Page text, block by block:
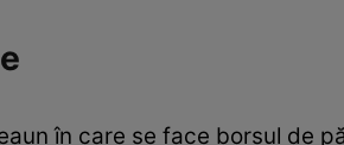
în care se face borşul de